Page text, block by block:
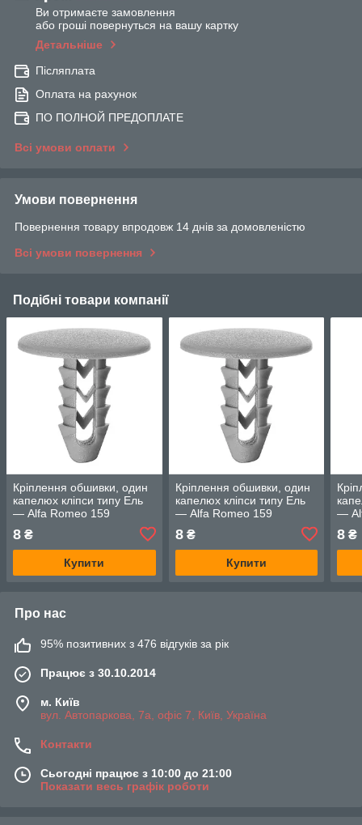
Ви отримаєте замовлення
або гроші повернуться на вашу картку
Детальніше
Післяплата
Оплата на рахунок
ПО ПОЛНОЙ ПРЕДОПЛАТЕ
Всі умови оплати
Умови повернення
Повернення товару впродовж 14 днів за домовленістю
Всі умови повернення
Подібні товари компанії
Кріплення обшивки, один
капелюх кліпси типу Ель
— Alfa Romeo 159
8 ₴
Купити
Кріплення обшивки, один
капелюх кліпси типу Ель
— Alfa Romeo 159
8₴
Купити
—
8 ₴
Про нас
95% позитивних з 476 відгуків за рік
Працює з 30.10.2014
м. Київ
вул. Автопаркова, 7а, офіс 7, Київ, Україна
Контакти
Сьогодні працює з 10:00 до 21:00
Показати весь графік роботи